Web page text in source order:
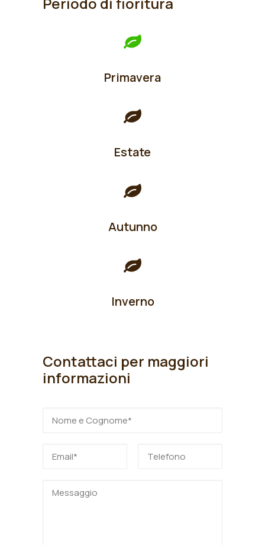
Primavera
Estate
Autunno
Inverno
Contattaci per maggiori
informazioni